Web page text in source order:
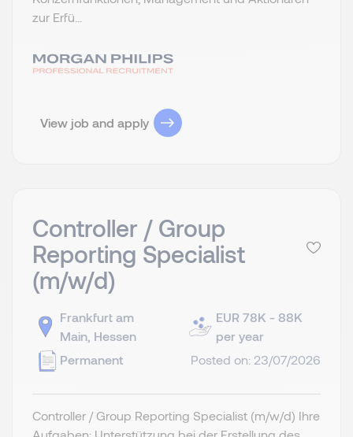
zur Erfü...
View job and apply
Controller / Group
Reporting Specialist
(m/w/d)
Frankfurt am
Main, Hessen
Permanent
EUR 78K - 88K
per year
Posted on: 23/07/2026
Controller / Group Reporting Specialist (m/w/d) Ihre